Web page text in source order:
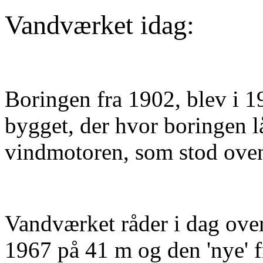
Vandværket idag:
Boringen fra 1902, blev i
bygget, der hvor boringen
vindmotoren, som stod
Vandværket råder i dag
1967 på 41 m og den 'nye'